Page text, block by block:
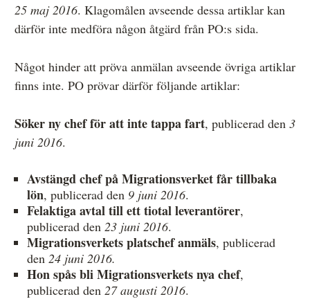
25 maj 2016. Klagomålen avseende dessa artiklar kan
därför inte medföra någon åtgärd från PO:s sida.
Något hinder att pröva anmälan avseende övriga artiklar
finns inte. PO prövar därför följande artiklar:
Söker ny chef för att inte tappa fart, publicerad den 3
juni 2016.
Avstängd chef på Migrationsverket får tillbaka
lön, publicerad den 9 juni 2016.
Felaktiga avtal till ett tiotal leverantörer,
publicerad den 23 juni 2016.
Migrationsverkets platschef anmäls, publicerad
den 24 juni 2016.
Hon spås bli Migrationsverkets nya chef,
publicerad den 27 augusti 2016.